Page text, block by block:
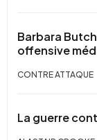
Barbara
offensive
CONTRE ATTAQUE
La guerre